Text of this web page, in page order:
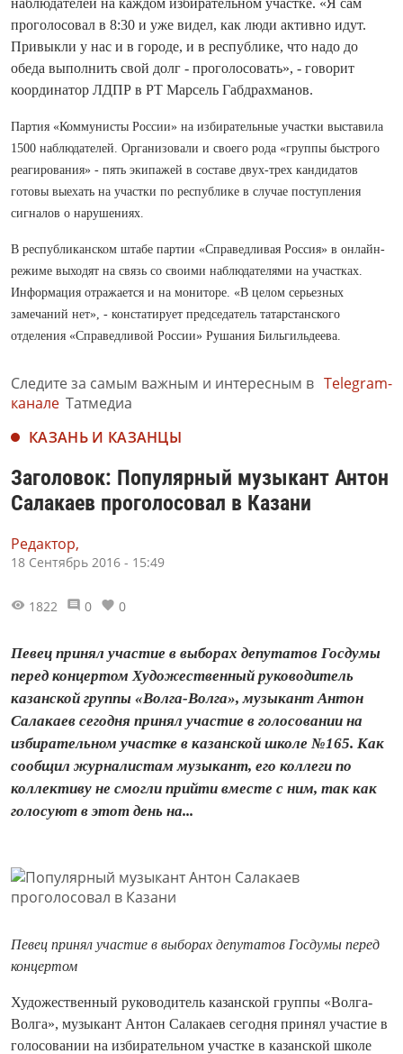
проголосовал в 8:30 и уже видел, как люди активно идут.
Привыкли у нас и в городе, и в республике, что надо до
обеда выполнить свой долг - проголосовать», - говорит
координатор ЛДПР в РТ Марсель Габдрахманов.
Партия «Коммунисты России» на избирательные участки выставила
1500 наблюдателей. Организовали и своего рода «группы быстрого
реагирования» - пять экипажей в составе двух-трех кандидатов
готовы выехать на участки по республике в случае поступления
сигналов о нарушениях.
В республиканском штабе партии «Справедливая Россия» в онлайн-
режиме выходят на связь со своими наблюдателями на участках.
Информация отражается и на мониторе. «В целом серьезных
замечаний нет», - констатирует председатель татарстанского
отделения «Справедливой России» Рушания Бильгильдеева.
Следите за самым важным и интересным в Telegram-
канале Татмедиа
КАЗАНЬ И КАЗАНЦЫ
Заголовок: Популярный музыкант Антон
Салакаев проголосовал в Казани
Редактор,
18 Сентябрь 2016 - 15:49
1822 0 0
Певец принял участие в выборах депутатов Госдумы
перед концертом Художественный руководитель
казанской группы «Волга-Волга», музыкант Антон
Салакаев сегодня принял участие в голосовании на
избирательном участке в казанской школе №165. Как
сообщил журналистам музыкант, его коллеги по
коллективу не смогли прийти вместе с ним, так как
голосуют в этот день на...
Певец принял участие в выборах депутатов Госдумы перед
концертом
Художественный руководитель казанской группы «Волга-
Волга», музыкант Антон Салакаев сегодня принял участие в
голосовании на избирательном участке в казанской школе